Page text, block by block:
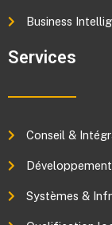
Business
Services
Conseil &
Systèmes &